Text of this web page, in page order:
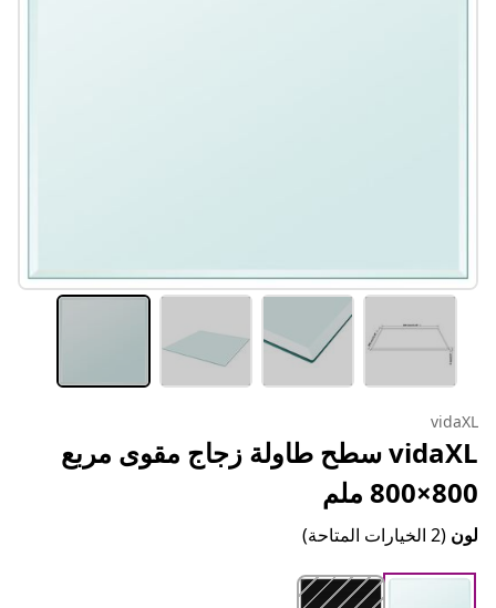
vidaXL
vidaXL سطح طاولة زجاج مقوى مربع
800×800 ملم
لون (2 الخيارات المتاحة)